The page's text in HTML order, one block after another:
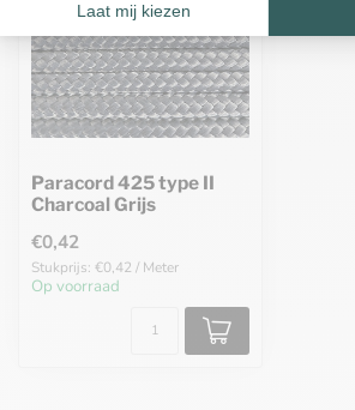
Paracord 425 type II
Charcoal Grijs
€0,42
Stukprijs: €0,42 / Meter
Op voorraad